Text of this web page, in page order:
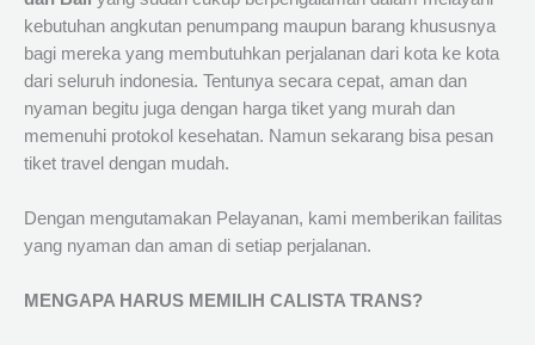
kebutuhan angkutan penumpang maupun barang khususnya
bagi mereka yang membutuhkan perjalanan dari kota ke kota
dari seluruh indonesia. Tentunya secara cepat, aman dan
nyaman begitu juga dengan harga tiket yang murah dan
memenuhi protokol kesehatan. Namun sekarang bisa pesan
tiket travel dengan mudah.
Dengan mengutamakan Pelayanan, kami memberikan failitas
yang nyaman dan aman di setiap perjalanan.
MENGAPA HARUS MEMILIH CALISTA TRANS?